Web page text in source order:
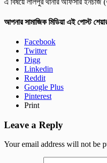
এ বিষয়ে লালপুর থানার অফিসার
আপনার সামাজিক মিডিয়া এই পোস্ট
Facebook
Twitter
Digg
Linkedin
Reddit
Google Plus
Pinterest
Print
Leave a Reply
Your email address will not be